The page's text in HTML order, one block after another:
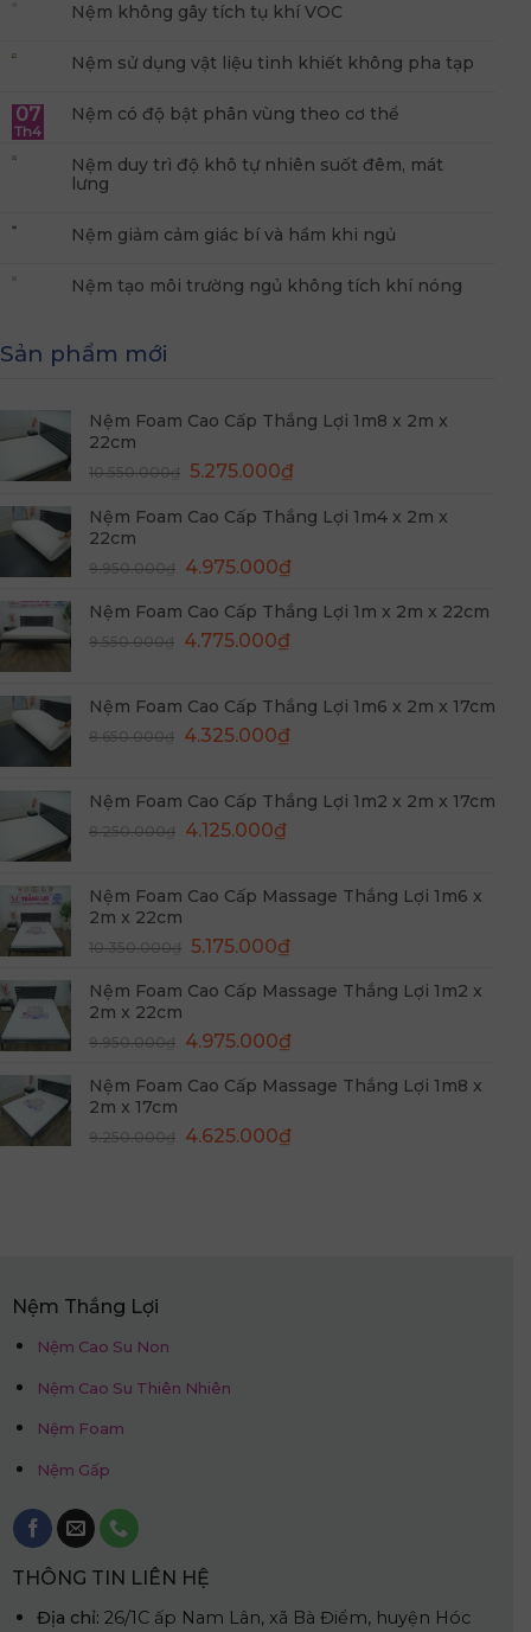
Nệm không gây tích tụ khí VOC
Nệm sử dụng vật liệu tinh khiết không pha tạp
07
Th4
Nệm có độ bật phân vùng theo cơ thể
Nệm duy trì độ khô tự nhiên suốt đêm, mát
lưng
Nệm giảm cảm giác bí và hầm khi ngủ
Nệm tạo môi trường ngủ không tích khí nóng
Sản phẩm mới
Nệm Foam Cao Cấp Thắng Lợi 1m8 x 2m x
22cm
10.550.000₫ Giá
là:
5.275.000₫Giá
tại
Nệm Foam Cao Cấp Thắng Lợi 1m4 x 2m x
22cm
9.950.000₫ Giá
là:
9.950.000₫.
4.975.000₫Giá
tại
là:
Nệm Foam Cao Cấp Thắng Lợi 1m x 2m x 22cm
9.550.000₫ Giá
9.550.000₫.
4.775.000₫Giá
là:
4.775.000₫.
Nệm Foam Cao Cấp Thắng Lợi 1m6 x 2m x 17cm
8.650.000₫ Giá
8.650.000₫.
4.325.000₫Giá
là:
Nệm Foam Cao Cấp Thắng Lợi 1m2 x 2m x 17cm
8.250.000₫ Giá
8.250.000₫.
4.125.000₫Giá
là:
Nệm Foam Cao Cấp Massage Thắng Lợi 1m6 x
2m x 22cm
10.350.000₫ Giá
là:
5.175.000₫Giá
tại
5.175.000₫.
Nệm Foam Cao Cấp Massage Thắng Lợi 1m2 x
2m x 22cm
9.950.000₫ Giá
là:
4.975.000₫Giá
tại
4.975.000₫.
Nệm Foam Cao Cấp Massage Thắng Lợi 1m8 x
2m x 17cm
9.250.000₫ Giá
4.625.000₫Giá
Nệm Thắng Lợi
Nệm Cao Su Non
Nệm Cao Su Thiên Nhiên
Nệm Foam
Nệm Gấp
THÔNG TIN LIÊN HỆ
Địa chỉ: 26/1C ấp Nam Lân, xã Bà Điểm, huyện Hóc